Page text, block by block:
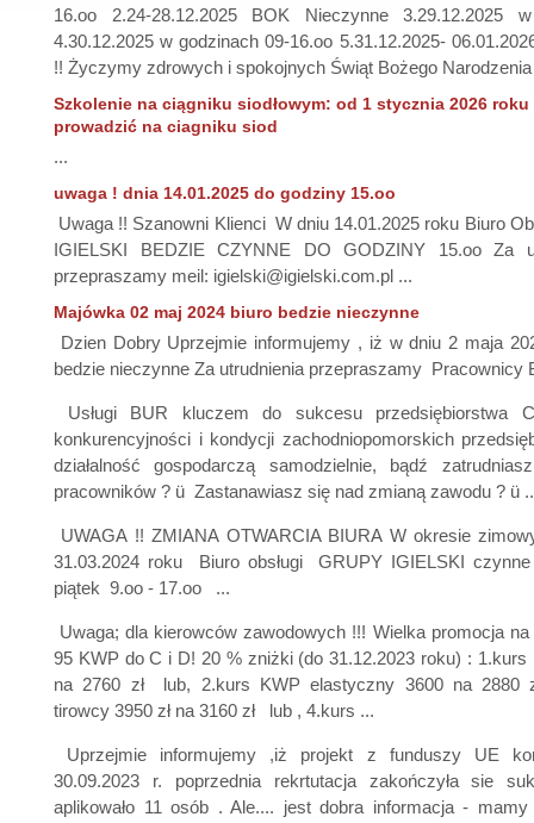
16.oo 2.24-28.12.2025 BOK Nieczynne 3.29.12.2025
4.30.12.2025 w godzinach 09-16.oo 5.31.12.2025-
!! Życzymy zdrowych i spokojnych Świąt Bożego
Szkolenie na ciągniku siodłowym: od 1 stycznia 2026 roku
prowadzić na ciagniku siod
...
uwaga ! dnia 14.01.2025 do godziny 15.oo
Uwaga !! Szanowni Klienci W dniu 14.01.2025 roku Biuro
IGIELSKI BEDZIE CZYNNE DO GODZINY 15.oo Za
przepraszamy meil: igielski@igielski.com.pl ...
Majówka 02 maj 2024 biuro bedzie nieczynne
Dzien Dobry Uprzejmie informujemy , iż w dniu 2 maja
bedzie nieczynne Za utrudnienia przepraszamy Pracownicy
Usługi BUR kluczem do sukcesu przedsiębiorstwa
konkurencyjności i kondycji zachodniopomorskich
działalność gospodarczą samodzielnie, bądź
pracowników ? ü Zastanawiasz się nad zmianą zawodu ? ü
UWAGA !! ZMIANA OTWARCIA BIURA W okresie
31.03.2024 roku Biuro obsługi GRUPY IGIELSKI czynne
piątek 9.oo - 17.oo ...
Uwaga; dla kierowców zawodowych !!! Wielka promocja
95 KWP do C i D! 20 % zniżki (do 31.12.2023 roku) : 1.kurs
na 2760 zł lub, 2.kurs KWP elastyczny 3600 na
tirowcy 3950 zł na 3160 zł lub , 4.kurs ...
Uprzejmie informujemy ,iż projekt z funduszy UE
30.09.2023 r. poprzednia rekrtutacja zakończyła sie
aplikowało 11 osób . Ale.... jest dobra informacja -